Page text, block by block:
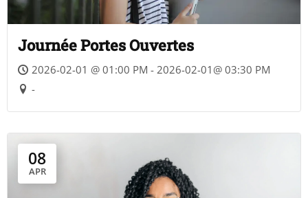
Journée Portes Ouvertes
2026-02-01 @ 01:00 PM - 2026-02-01@ 03:30 PM
-
08
APR